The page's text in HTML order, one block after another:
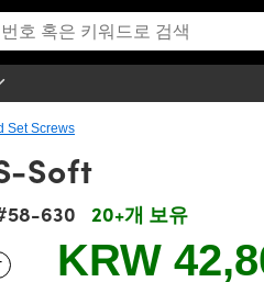
Set Screws
Soft
630 20+개 보유
the plus and minus buttons to
KRW